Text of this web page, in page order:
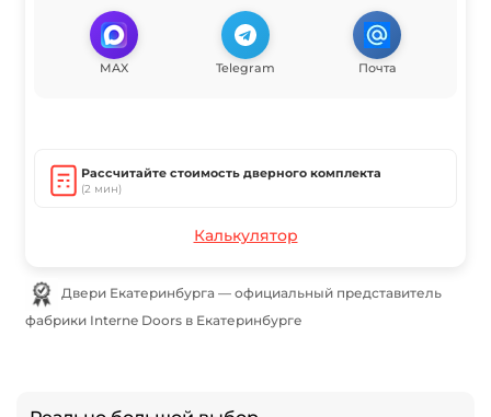
MAX Telegram Почта
Рассчитайте стоимость дверного комплекта
(2 мин)
Калькулятор
фабрики Interne Doors в Екатеринбурге